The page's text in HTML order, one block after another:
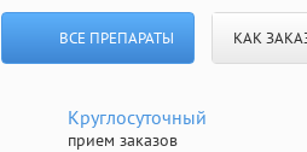
ВСЕ ПРЕПАРАТЫ КАК
Круглосуточный
прием заказов